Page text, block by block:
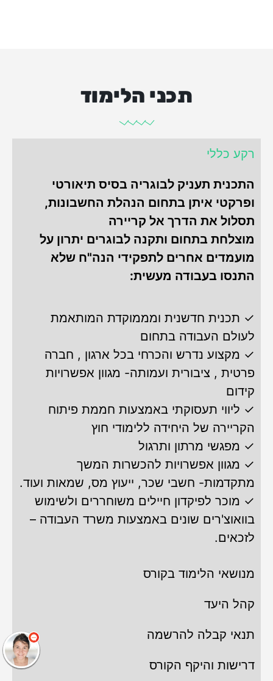
תכני הלימוד
רקע כללי
התכנית תעניק לבוגריה בסיס תיאורטי
ופרקטי איתן בתחום הנהלת החשבונות,
תסלול את הדרך אל קריירה
מוצלחת בתחום ותקנה לבוגרים יתרון על
מועמדים אחרים לתפקידי הנה"ח שלא
התנסו בעבודה מעשית:
✓ תכנית חדשנית ומממוקדת המותאמת
לעולם העבודה בתחום
✓ מקצוע נדרש והכרחי בכל ארגון , חברה
פרטית , ציבורית ועמותה- מגוון אפשרויות
קידום
✓ ליווי תעסוקתי באמצעות חממת פיתוח
הקריירה של היחידה ללימודי חוץ
✓ מפגשי מרתון ותרגול
✓ מגוון אפשרויות להכשרות המשך
מתקדמות- חשבי שכר, ייעוץ מס, שמאות ועוד.
✓ מוכר לפיקדון חיילים משוחררים ולשימוש
בוואוצ'רים שונים באמצעות משרד העבודה –
לזכאים.
מנושאי הלימוד בקורס
קהל היעד
תנאי קבלה להרשמה
דרישות והיקף הקורס